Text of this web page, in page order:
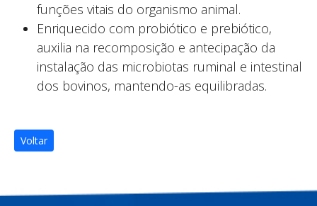
funções vitais do organismo animal.
Enriquecido com probiótico e prebiótico,
auxilia na recomposição e antecipação da
instalação das microbiotas ruminal e intestinal
dos bovinos, mantendo-as equilibradas.
Voltar